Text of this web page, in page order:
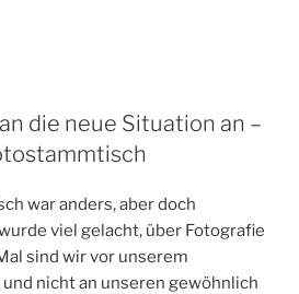
die neue Situation an –
war anders, aber doch
viel gelacht, über Fotografie
sind wir vor unserem
nicht an unseren gewöhnlich